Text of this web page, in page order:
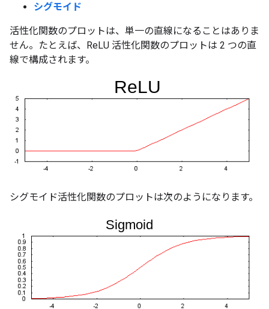
シグモイド
活性化関数のプロットは、単一の直線になることはありま
せん。たとえば、ReLU 活性化関数のプロットは 2 つの直
線で構成されます。
シグモイド活性化関数のプロットは次のようになります。